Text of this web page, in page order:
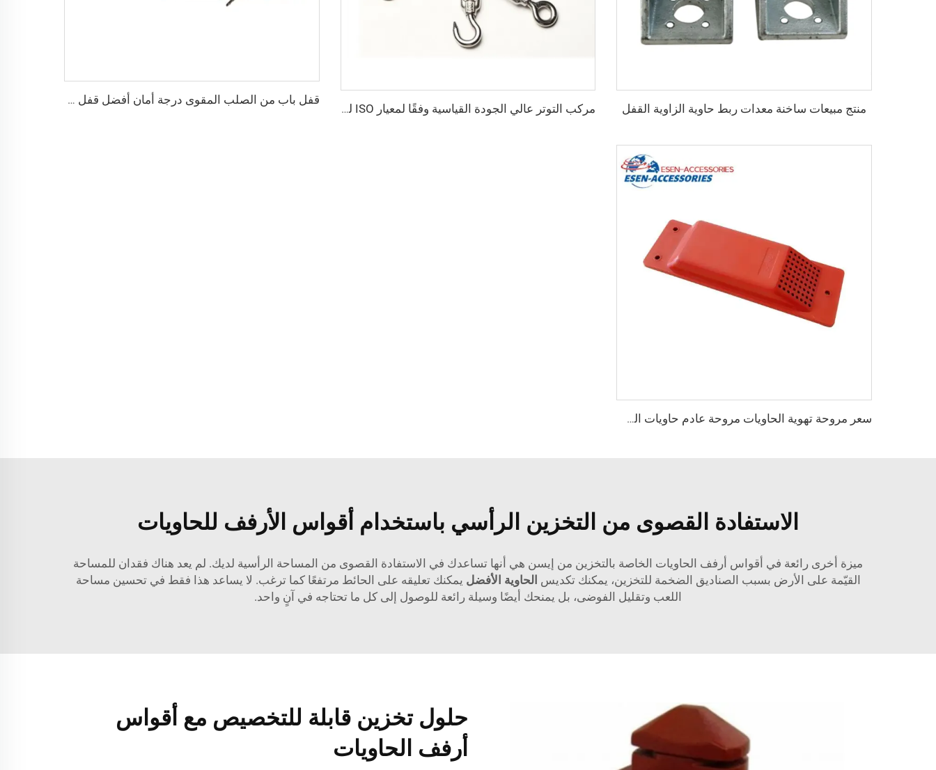
منتج مبيعات ساخنة معدات ربط حاوية الزاوية القفل مركب التوتر عالي الجودة القياسية وفقًا لمعيار ISO للحاويات
قفل باب من الصلب المقوى درجة أمان أفضل قفل شحن حاوية مع 4 مفاتيح
سعر مروحة تهوية الحاويات مروحة عادم حاويات الشحن
الاستفادة القصوى من التخزين الرأسي باستخدام أقواس الأرفف للحاويات
ميزة أخرى رائعة في أقواس أرفف الحاويات الخاصة بالتخزين من إيسن هي أنها تساعدك في الاستفادة القصوى من المساحة الرأسية لديك. لم يعد هناك فقدان للمساحة
القيّمة على الأرض بسبب الصناديق الضخمة للتخزين، يمكنك تكديس الحاوية الأفضل يمكنك تعليقه على الحائط مرتفعًا كما ترغب. لا يساعد هذا فقط في تحسين مساحة
اللعب وتقليل الفوضى، بل يمنحك أيضًا وسيلة رائعة للوصول إلى كل ما تحتاجه في آنٍ واحد.
حلول تخزين قابلة للتخصيص مع أقواس
أرفف الحاويات